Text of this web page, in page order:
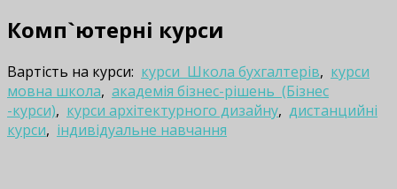
Комп`ютерні курси
Вартість на курси: курси Школа бухгалтерів, курси
мовна школа, академія бізнес-рішень (Бізнес
-курси), курси архітектурного дизайну, дистанцийні
курси, індивідуальне навчання